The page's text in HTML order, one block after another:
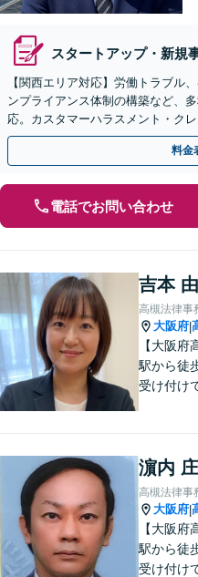
スタートアップ・新規
【関西エリア対応】労働トラブル
ンプライアンス体制の構築など、
応。カスタマーハラスメント・ク
ンライン相談OK】【夜間・休日相
料金
電話でお問い合わせ
吉本
高槻法律事
大阪府|
【大阪府
駅から徒
受け付け
ど将来の
濵内
高槻法律事
大阪府|
【大阪府
駅から徒
受け付け